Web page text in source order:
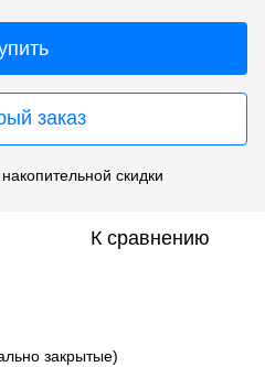
заказ
скидки
К сравнению
закрытые)